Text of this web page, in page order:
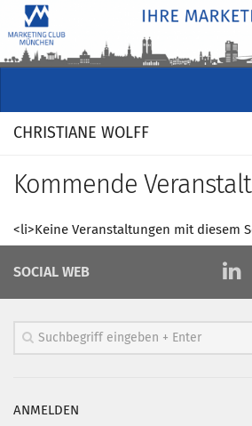
VERANSTALTUNGEN
Rückblicke
Clubführung
Marketing Pioniere
CHRISTIANE WOLFF
Kommende
<li>Keine Veranstaltungen mit diesem
SOCIAL WEB
ANMELDEN